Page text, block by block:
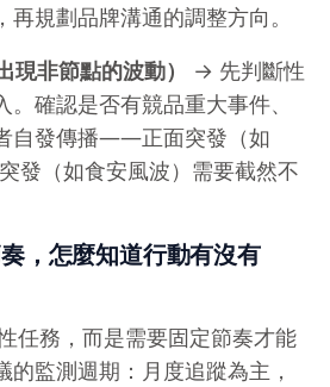
規劃品牌溝通的調整方向。
現非節點的波動）
→ 先判斷性
確認是否有競品重大事件、
自發傳播——正面突發（如
發（如食安風波）需要截然不
，怎麼知道行動有沒有
任務，而是需要固定節奏才能
監測週期：月度追蹤為主，